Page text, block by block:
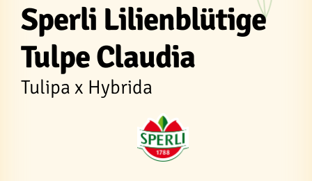
Sperli Lilienblütige
Tulpe Claudia
Tulipa x Hybrida